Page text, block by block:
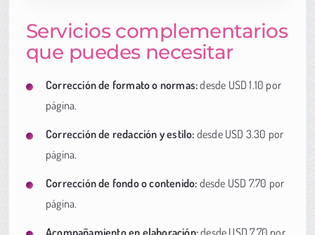
Servicios complementarios
que puedes necesitar
Corrección de formato o normas:desde USD 1.10 por
página.
Corrección de redacción y estilo: desde USD 3.30 por
página.
Corrección de fondo o contenido: desde USD 7.70 por
página.
Acompañamiento en elaboración:desde USD 7.70 por